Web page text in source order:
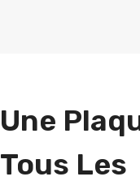
Une
Tous Les